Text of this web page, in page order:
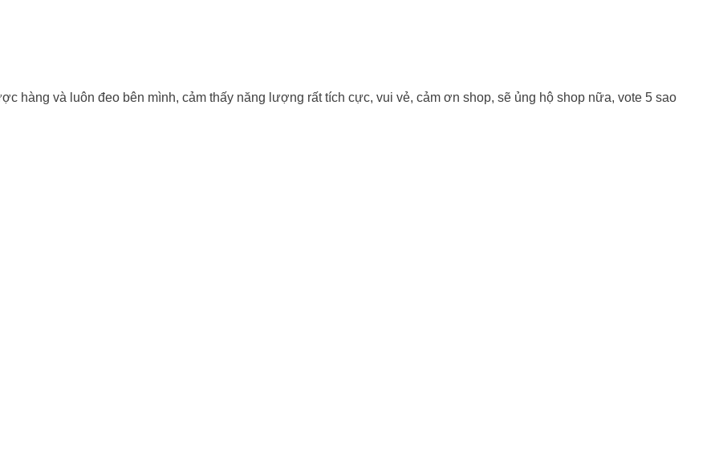
hàng và luôn đeo bên mình, cảm thấy năng lượng rất tích cực, vui vẻ, cảm ơn shop, sẽ ủng hộ shop nữa, vote 5 sao